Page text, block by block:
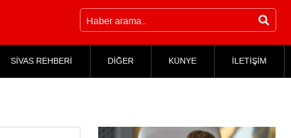
SİVAS REHBERİ DİĞER KÜNYE İLETİŞİM